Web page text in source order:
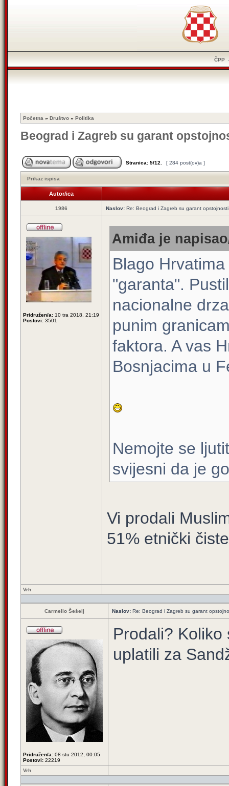
ČPP
Početna » Društvo » Politika
Beograd i Zagreb su garant
Stranica: 5/12 [ 284 post(ov)a ]
Prikaz ispisa
Autor/ica
1986 Naslov: Re: Beograd i Zagreb su garant
Pridružen/a: 10 tra 2018, 21:19
Postovi: 3501
Amiđa je
Blago
"garanta".
nacionalne
punim
faktora. A vas
Bosnjacima u
Nemojte se
svijesni da je
Vi prodali
51% etnički
Vrh
Carmello Šešelj Naslov: Re: Beograd i Zagreb su garant
Pridružen/a: 08 stu 2012, 00:05
Postovi: 22219
Prodali?
uplatili za
Vrh